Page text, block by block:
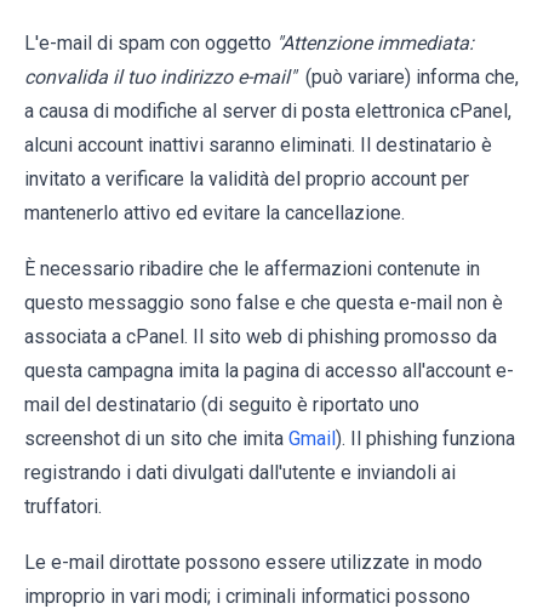
L'e-mail di spam con oggetto "Attenzione immediata:
convalida il tuo indirizzo e-mail" (può variare) informa che,
a causa di modifiche al server di posta elettronica cPanel,
alcuni account inattivi saranno eliminati. Il destinatario è
invitato a verificare la validità del proprio account per
mantenerlo attivo ed evitare la cancellazione.
È necessario ribadire che le affermazioni contenute in
questo messaggio sono false e che questa e-mail non è
associata a cPanel. Il sito web di phishing promosso da
questa campagna imita la pagina di accesso all'account e-
mail del destinatario (di seguito è riportato uno
screenshot di un sito che imita Gmail). Il phishing funziona
registrando i dati divulgati dall'utente e inviandoli ai
truffatori.
Le e-mail dirottate possono essere utilizzate in modo
improprio in vari modi; i criminali informatici possono